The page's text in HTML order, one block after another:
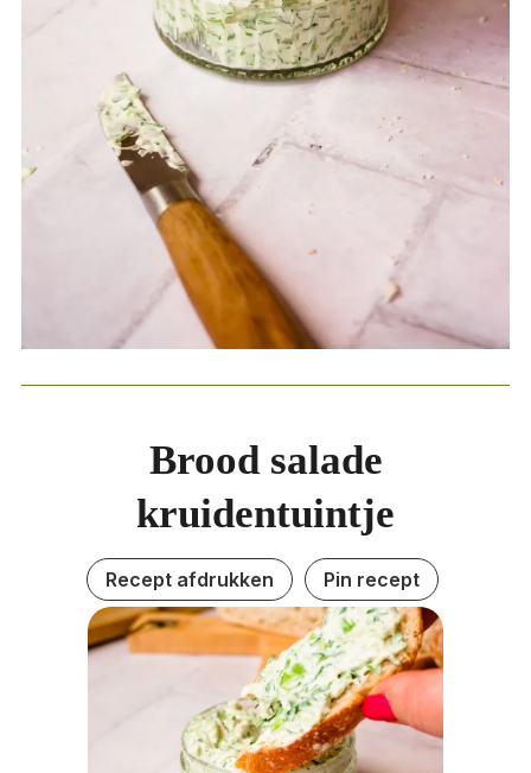
Brood salade
kruidentuintje
Recept afdrukken Pin recept